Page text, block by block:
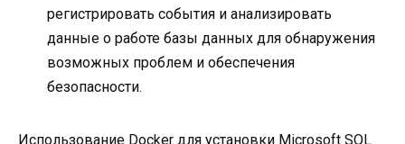
регистрировать события и анализировать
данные о работе базы данных для обнаружения
возможных проблем и обеспечения
безопасности.
Использование Docker для установки Microsoft SQL